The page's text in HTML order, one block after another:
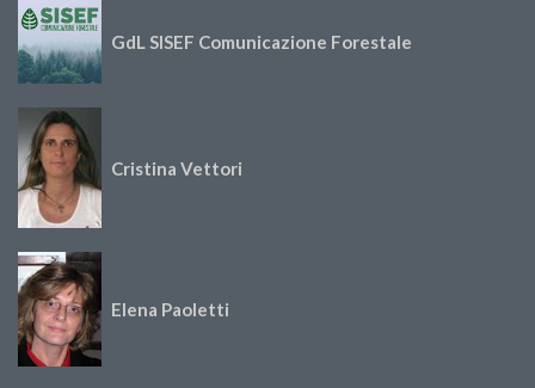
GdL SISEF Comunicazione Forestale
Cristina Vettori
Elena Paoletti